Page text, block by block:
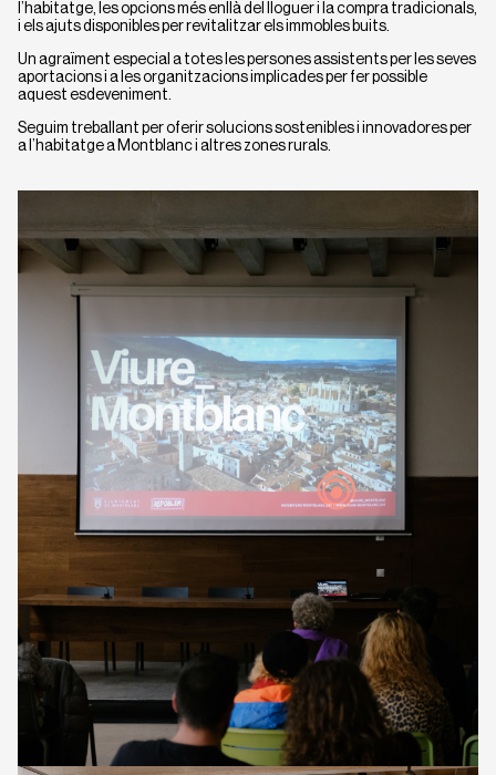
l’habitatge, les opcions més enllà del lloguer i la compra tradicionals,
i els ajuts disponibles per revitalitzar els immobles buits.
Un agraïment especial a totes les persones assistents per les seves
aportacions i a les organitzacions implicades per fer possible
aquest esdeveniment.
Seguim treballant per oferir solucions sostenibles i innovadores per
a l’habitatge a Montblanc i altres zones rurals.